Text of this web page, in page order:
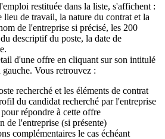
restituée dans la liste, s'affichent :
de travail, la nature du contrat et la
de l'entreprise si précisé, les 200
descriptif du poste, la date de
d'une offre en cliquant sur son intitulé
Vous retrouvez :
recherché et les éléments de contrat
du candidat recherché par l'entreprise
répondre à cette offre
de l'entreprise (si présente)
complémentaires le cas échéant